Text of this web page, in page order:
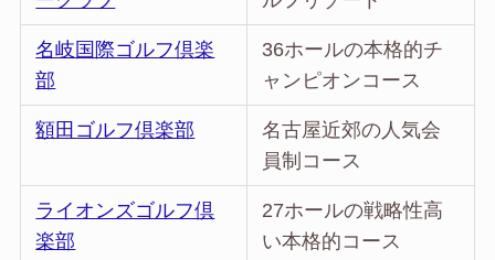
名岐国際ゴルフ倶楽
部
36ホールの本格的チ
ャンピオンコース
額田ゴルフ倶楽部
名古屋近郊の人気会
員制コース
ライオンズゴルフ倶
楽部
27ホールの戦略性高
い本格的コース